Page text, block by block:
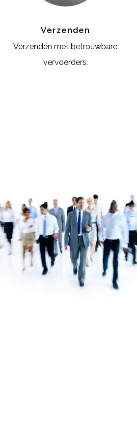
Verzenden
Verzenden met betrouwbare
vervoerders.